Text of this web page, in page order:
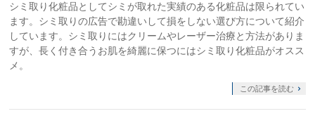
シミ取り化粧品としてシミが取れた実績のある化粧品は限られてい
ます。シミ取りの広告で勘違いして損をしない選び方について紹介
しています。シミ取りにはクリームやレーザー治療と方法がありま
すが、長く付き合うお肌を綺麗に保つにはシミ取り化粧品がオスス
メ。
この記事を読む